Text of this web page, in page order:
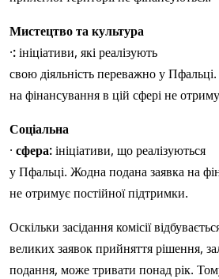
Мистецтво та культура
·:ініціативи, які реалізують
свою діяльність переважно у
на фінансування в цій сфері не
Соціальна
· сфера:ініціативи, що реалізуються
у Пфальці. Жодна подана заявка на
не отримує постійної підтримки.
Оскільки засідання комісії
великих заявок прийняття рішення,
подання, може тривати понад рік.